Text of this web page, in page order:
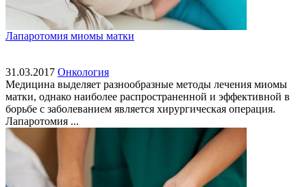
Лапаротомия миомы матки
31.03.2017 Онкология
Медицина выделяет разнообразные методы лечения миомы
матки, однако наиболее распространенной и эффективной в
борьбе с заболеванием является хирургическая операция.
Лапаротомия ...